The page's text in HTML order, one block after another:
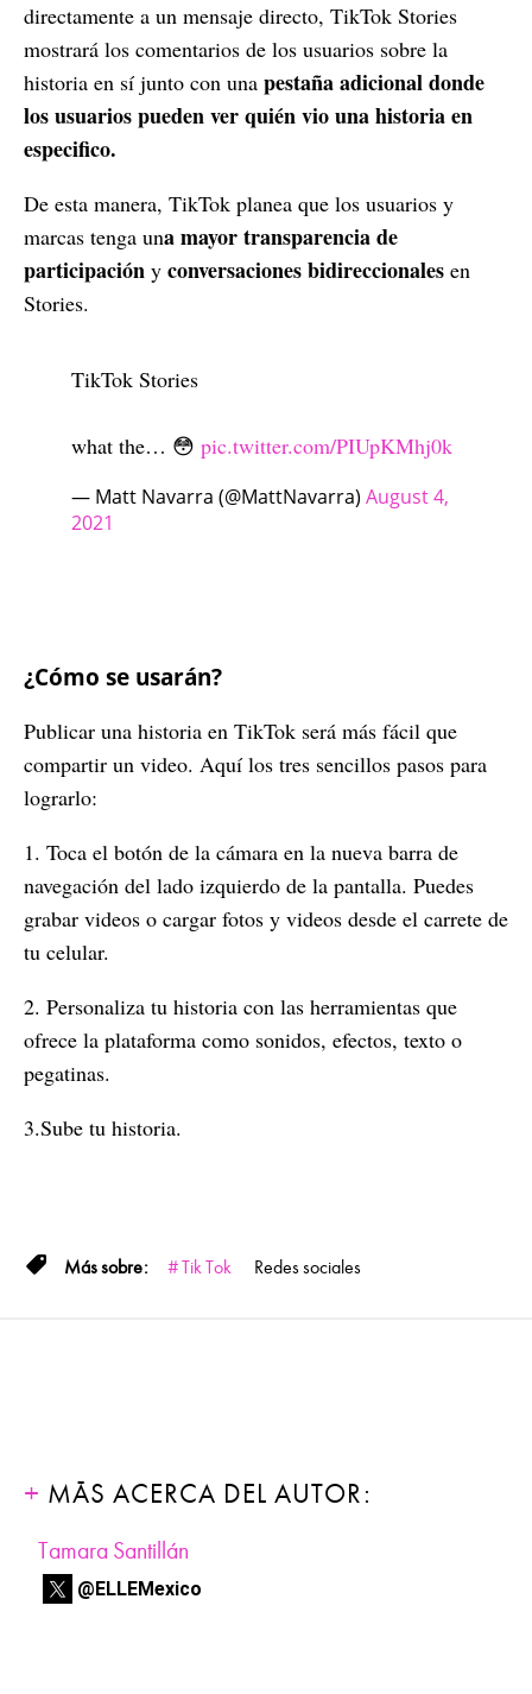
directamente a un mensaje directo, TikTok Stories
mostrará los comentarios de los usuarios sobre la
historia en sí junto con una pestaña adicional donde
los usuarios pueden ver quién vio una historia en
especifico.
De esta manera, TikTok planea que los usuarios y
marcas tenga una mayor transparencia de
participación y conversaciones bidireccionales en
Stories.
TikTok Stories
what the… 😳 pic.twitter.com/PIUpKMhj0k
— Matt Navarra (@MattNavarra) August 4,
2021
¿Cómo se usarán?
Publicar una historia en TikTok será más fácil que
compartir un video. Aquí los tres sencillos pasos para
lograrlo:
1. Toca el botón de la cámara en la nueva barra de
navegación del lado izquierdo de la pantalla. Puedes
grabar videos o cargar fotos y videos desde el carrete de
tu celular.
2. Personaliza tu historia con las herramientas que
ofrece la plataforma como sonidos, efectos, texto o
pegatinas.
3.Sube tu historia.
Tik Tok Redes sociales
MÁS ACERCA DEL AUTOR:
Tamara Santillán
@ELLEMexico